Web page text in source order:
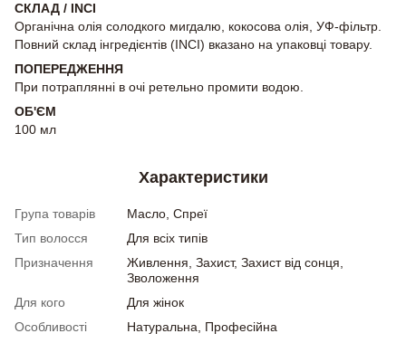
СКЛАД / INCI
Органічна олія солодкого мигдалю, кокосова олія, УФ-фільтр.
Повний склад інгредієнтів (INCI) вказано на упаковці товару.
ПОПЕРЕДЖЕННЯ
При потраплянні в очі ретельно промити водою.
ОБ'ЄМ
100 мл
Характеристики
Група товарів
Масло, Спреї
Тип волосся
Для всіх типів
Призначення
Живлення, Захист, Захист від сонця,
Зволоження
Для кого
Для жінок
Особливості
Натуральна, Професійна